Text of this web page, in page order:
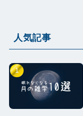
人気記事